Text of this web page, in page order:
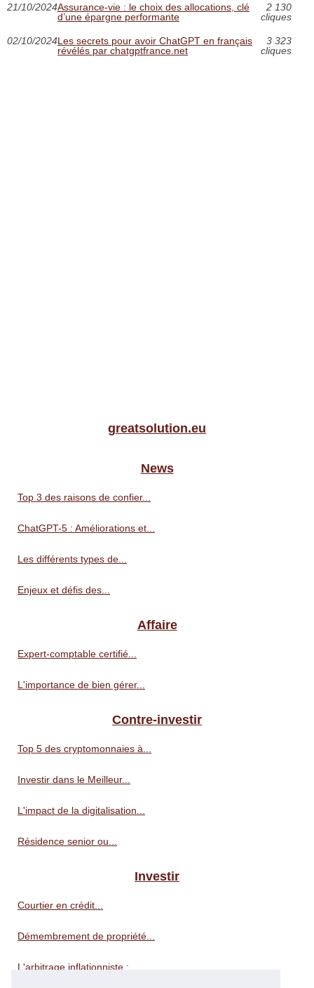
21/10/2024Assurance-vie : le choix des allocations, clé
d’une épargne performante
2 130
cliques
02/10/2024Les secrets pour avoir ChatGPT en français
révélés par chatgptfrance.net
3 323
cliques
greatsolution.eu
News
Top 3 des raisons de confier...
ChatGPT-5 : Améliorations et...
Les différents types de...
Enjeux et défis des...
Affaire
Expert-comptable certifié...
L'importance de bien gérer...
Contre-investir
Top 5 des cryptomonnaies à...
Investir dans le Meilleur...
L'impact de la digitalisation...
Résidence senior ou...
Investir
Courtier en crédit...
Démembrement de propriété...
L'arbitrage inflationniste :...